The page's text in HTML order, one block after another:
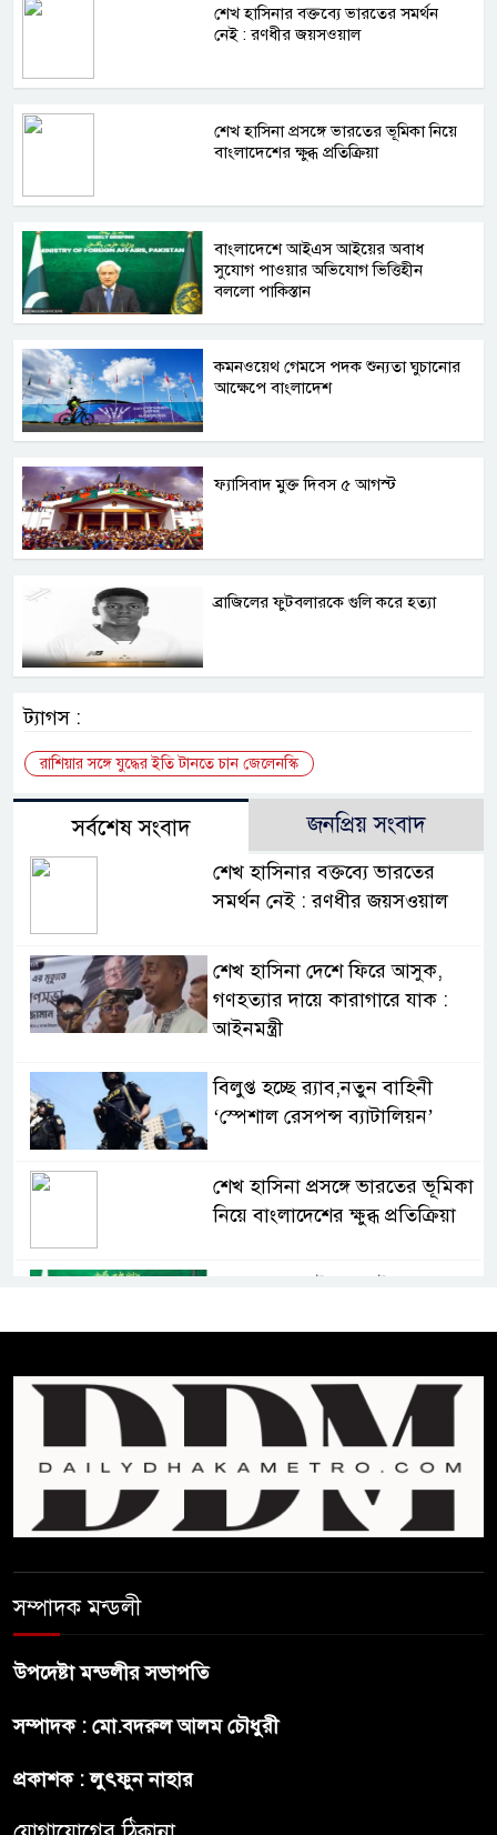
শেখ হাসিনার বক্তব্যে ভারতের সমর্থন
নেই : রণধীর জয়সওয়াল
শেখ হাসিনা প্রসঙ্গে ভারতের ভূমিকা নিয়ে
বাংলাদেশের ক্ষুব্ধ প্রতিক্রিয়া
বাংলাদেশে আইএস আইয়ের অবাধ
সুযোগ পাওয়ার অভিযোগ ভিত্তিহীন
বললো পাকিস্তান
কমনওয়েথ গেমসে পদক শুন্যতা ঘুচানোর
আক্ষেপে বাংলাদেশ
ফ্যাসিবাদ মুক্ত দিবস ৫ আগস্ট
ব্রাজিলের ফুটবলারকে গুলি করে হত্যা
ট্যাগস :
রাশিয়ার সঙ্গে যুদ্ধের ইতি টানতে চান জেলেনস্কি
সর্বশেষ সংবাদ জনপ্রিয় সংবাদ
শেখ হাসিনার বক্তব্যে ভারতের
সমর্থন নেই : রণধীর জয়সওয়াল
শেখ হাসিনা দেশে ফিরে আসুক,
গণহত্যার দায়ে কারাগারে যাক :
আইনমন্ত্রী
বিলুপ্ত হচ্ছে র‍্যাব,নতুন বাহিনী
‘স্পেশাল রেসপন্স ব্যাটালিয়ন’
শেখ হাসিনা প্রসঙ্গে ভারতের ভূমিকা
নিয়ে বাংলাদেশের ক্ষুব্ধ প্রতিক্রিয়া
সাকিবকে সমর্থন করায় অনুতপ্ত
আসিফ আকবর ক্ষমা চাইলেন
কমনওয়েথ গেমসে পদক শুন্যতা
ঘুচানোর আক্ষেপে বাংলাদেশ
জনগনের অধিকার আদায়ে এসেছিঃ
সম্পাদক মন্ডলী
উপদেষ্টা মন্ডলীর সভাপতি
সম্পাদক : মো.বদরুল আলম চৌধুরী
প্রকাশক : লুৎফুন নাহার